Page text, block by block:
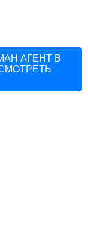
АГЕНТ В